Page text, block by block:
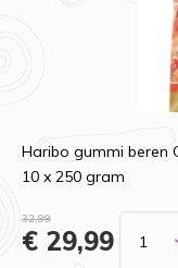
Haribo gummi beren
10 x 250 gram
32,99
€ 29,99